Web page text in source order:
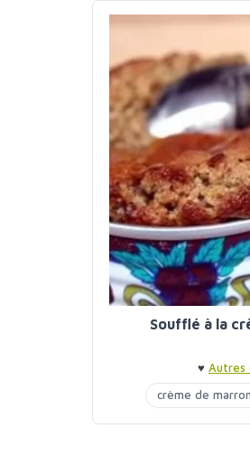
Soufflé à la
♥ Autres
crème de